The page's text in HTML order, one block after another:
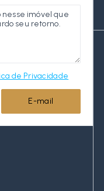
de Privacidade
E-mail